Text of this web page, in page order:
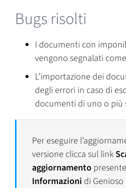
Bugs risolti
I documenti con
vengono segnalati
L’importazione dei
degli errori in caso di
documenti di uno o più
Per eseguire
versione clicca sul link
aggiornamento
Informazioni di Genioso